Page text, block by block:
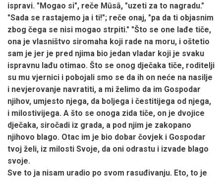
ispravi. "Mogao si", reče Mūsā, "uzeti za to nagradu."
"Sada se rastajemo ja i ti!"; reče onaj, "pa da ti objasnim
zbog čega se nisi mogao strpiti." "Što se one lađe tiče,
ona je vlasništvo siromaha koji rade na moru, i oštetio
sam je jer je pred njima bio jedan vladar koji je svaku
ispravnu lađu otimao. Što se onog dječaka tiče, roditelji
su mu vjernici i pobojali smo se da ih on neće na nasilje
i nevjerovanje navratiti, a mi želimo da im Gospodar
njihov, umjesto njega, da boljega i čestitijega od njega,
i milostivijega. A što se onoga zida tiče, on je dvojice
dječaka, siročadi iz grada, a pod njim je zakopano
njihovo blago. Otac im je bio dobar čovjek i Gospodar
tvoj želi, iz milosti Svoje, da oni odrastu i izvade blago
svoje.
Sve to ja nisam uradio po svom rasuđivanju. Eto, to je